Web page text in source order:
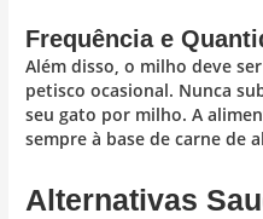
Frequência e
Além disso, o milho deve
petisco ocasional. Nunca
seu gato por milho. A
sempre à base de carne de
Alternativas